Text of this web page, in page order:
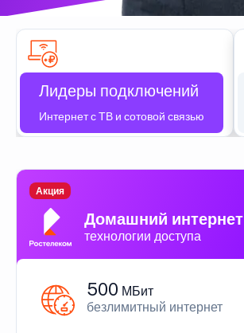
Лидеры подключений
Интернет с ТВ и сотовой связью
Домашний интернет
технологии доступа
Акция
500 МБит
безлимитный интернет